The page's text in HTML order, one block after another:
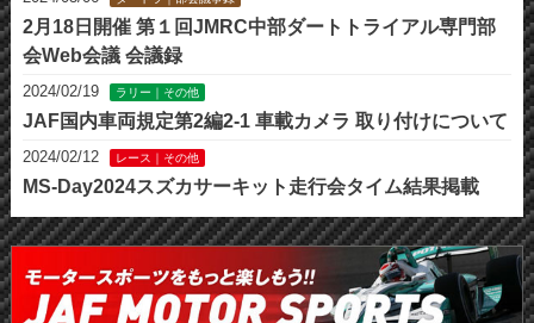
2月18日開催 第１回JMRC中部ダートトライアル専門部
会Web会議 会議録
2024/02/19 ラリー｜その他
JAF国内車両規定第2編2-1 車載カメラ 取り付けについて
2024/02/12 レース｜その他
MS-Day2024スズカサーキット走行会タイム結果掲載